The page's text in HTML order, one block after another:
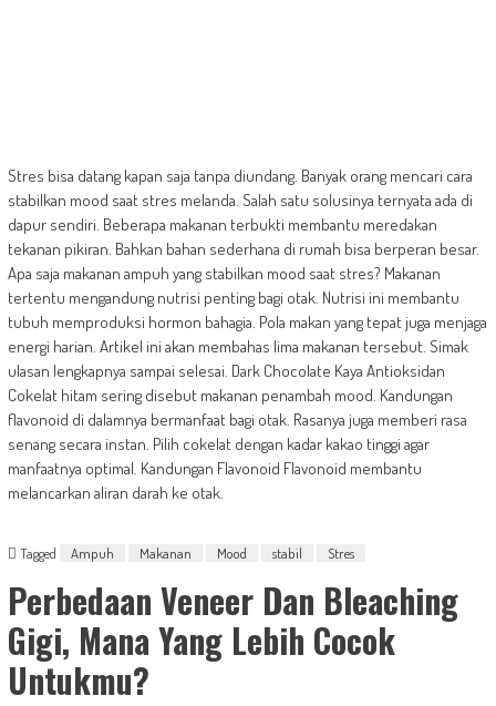
Stres bisa datang kapan saja tanpa diundang. Banyak orang mencari cara
stabilkan mood saat stres melanda. Salah satu solusinya ternyata ada di
dapur sendiri. Beberapa makanan terbukti membantu meredakan
tekanan pikiran. Bahkan bahan sederhana di rumah bisa berperan besar.
Apa saja makanan ampuh yang stabilkan mood saat stres? Makanan
tertentu mengandung nutrisi penting bagi otak. Nutrisi ini membantu
tubuh memproduksi hormon bahagia. Pola makan yang tepat juga menjaga
energi harian. Artikel ini akan membahas lima makanan tersebut. Simak
ulasan lengkapnya sampai selesai. Dark Chocolate Kaya Antioksidan
Cokelat hitam sering disebut makanan penambah mood. Kandungan
flavonoid di dalamnya bermanfaat bagi otak. Rasanya juga memberi rasa
senang secara instan. Pilih cokelat dengan kadar kakao tinggi agar
manfaatnya optimal. Kandungan Flavonoid Flavonoid membantu
melancarkan aliran darah ke otak.
Tagged Ampuh Makanan Mood stabil Stres
Perbedaan Veneer Dan Bleaching
Gigi, Mana Yang Lebih Cocok
Untukmu?